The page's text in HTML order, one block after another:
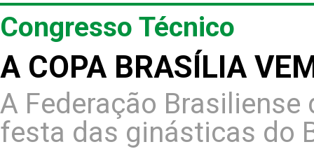
Congresso Técnico
A COPA BRASÍLIA
A Federação
festa das ginásticas do